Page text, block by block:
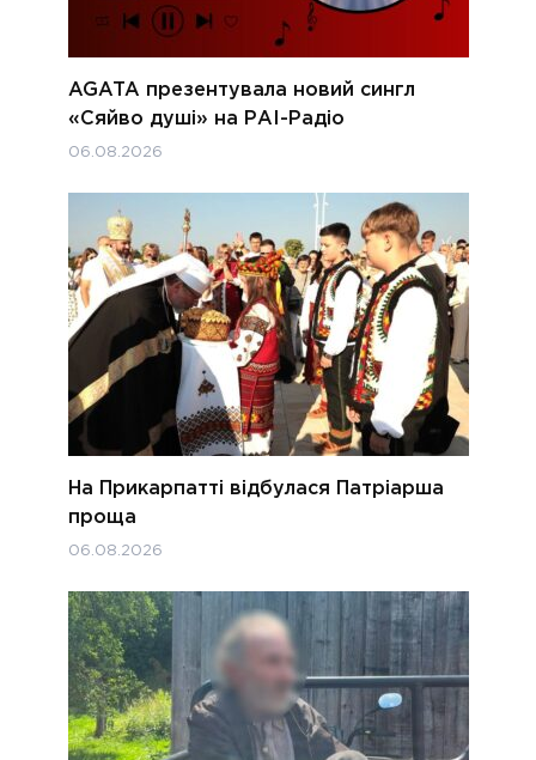
AGATA презентувала новий сингл
«Сяйво душі» на РАІ-Радіо
06.08.2026
На Прикарпатті відбулася Патріарша
проща
06.08.2026